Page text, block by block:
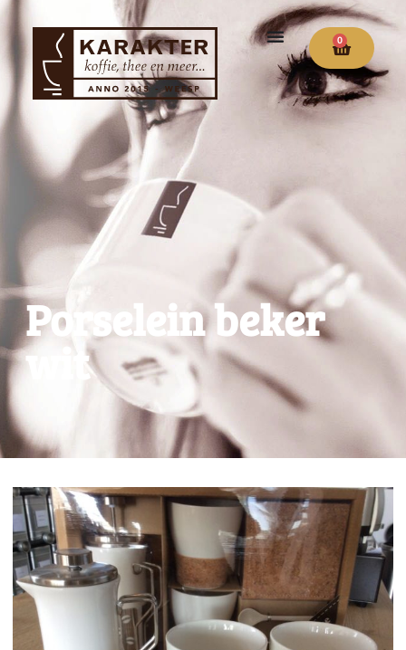
0
Porselein beker
wit